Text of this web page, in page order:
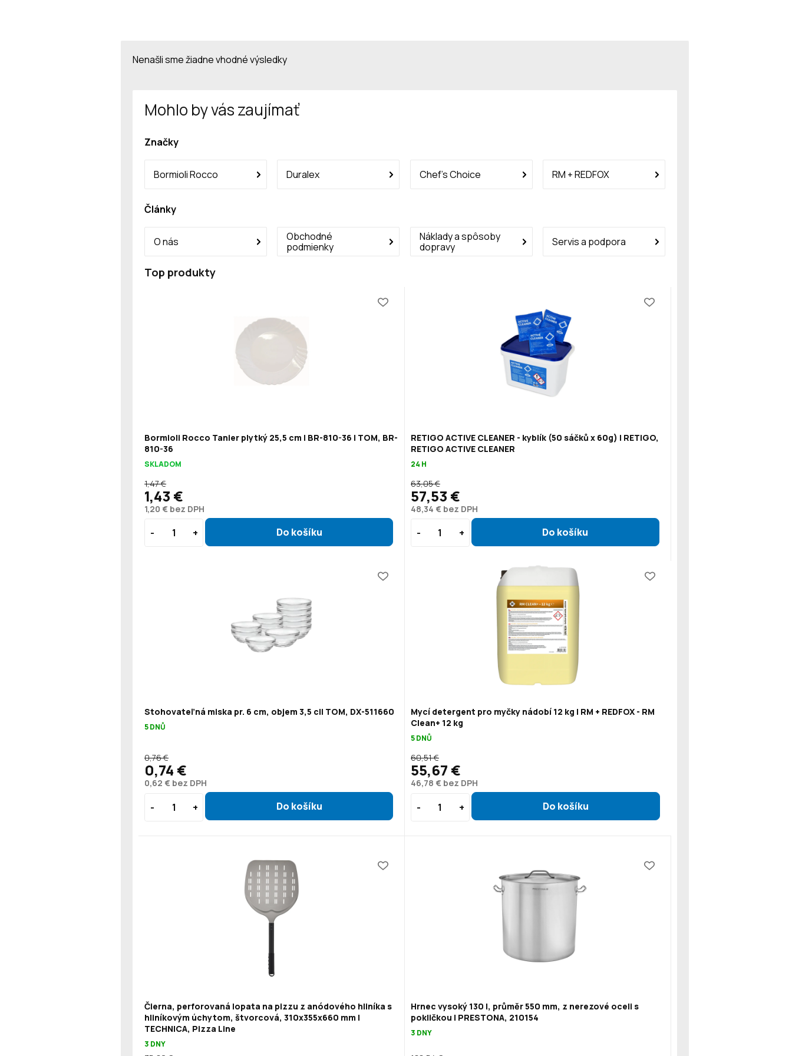
Nenašli sme žiadne vhodné výsledky
Mohlo by vás zaujímať
Značky
Bormioli Rocco Duralex Chef’s Choice RM + REDFOX
Články
O nás
Obchodné
podmienky
Náklady a spôsoby
dopravy
Servis a podpora
Top produkty
Bormioli Rocco Tanier plytký 25,5 cm | BR-810-36 | TOM, BR-
810-36
SKLADOM
1,20 € bez DPH
1,47 €
1,43 €
RETIGO ACTIVE CLEANER - kyblík (50 sáčků x 60g) | RETIGO,
RETIGO ACTIVE CLEANER
24 H
48,34 € bez DPH
63,05 €
57,53 €
Stohovateľná miska pr. 6 cm, objem 3,5 cl| TOM, DX-511660
5 DNŮ
0,62 € bez DPH
0,76 €
0,74 €
Mycí detergent pro myčky nádobí 12 kg | RM + REDFOX - RM
Clean+ 12 kg
5 DNŮ
46,78 € bez DPH
60,51 €
55,67 €
Čierna, perforovaná lopata na pizzu z anódového hliníka s
hliníkovým úchytom, štvorcová, 310x355x660 mm |
TECHNICA, Pizza Line
3 DNY
Hrnec vysoký 130 l, průměr 550 mm, z nerezové oceli s
pokličkou | PRESTONA, 210154
3 DNY